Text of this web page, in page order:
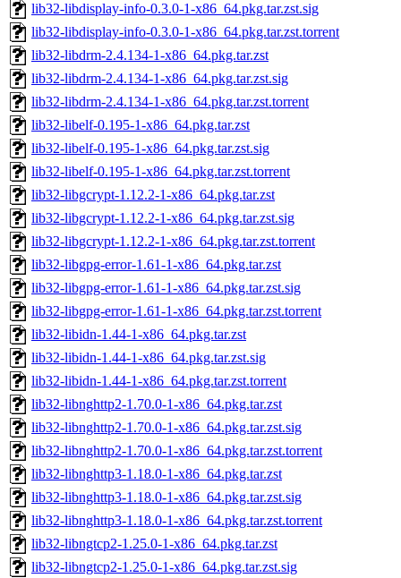
lib32-libdisplay-info-0.3.0-1-x86_64.pkg.tar.zst.sig
lib32-libdisplay-info-0.3.0-1-x86_64.pkg.tar.zst.torrent
lib32-libdrm-2.4.134-1-x86_64.pkg.tar.zst
lib32-libdrm-2.4.134-1-x86_64.pkg.tar.zst.sig
lib32-libdrm-2.4.134-1-x86_64.pkg.tar.zst.torrent
lib32-libelf-0.195-1-x86_64.pkg.tar.zst
lib32-libelf-0.195-1-x86_64.pkg.tar.zst.sig
lib32-libelf-0.195-1-x86_64.pkg.tar.zst.torrent
lib32-libgcrypt-1.12.2-1-x86_64.pkg.tar.zst
lib32-libgcrypt-1.12.2-1-x86_64.pkg.tar.zst.sig
lib32-libgcrypt-1.12.2-1-x86_64.pkg.tar.zst.torrent
lib32-libgpg-error-1.61-1-x86_64.pkg.tar.zst
lib32-libgpg-error-1.61-1-x86_64.pkg.tar.zst.sig
lib32-libgpg-error-1.61-1-x86_64.pkg.tar.zst.torrent
lib32-libidn-1.44-1-x86_64.pkg.tar.zst
lib32-libidn-1.44-1-x86_64.pkg.tar.zst.sig
lib32-libidn-1.44-1-x86_64.pkg.tar.zst.torrent
lib32-libnghttp2-1.70.0-1-x86_64.pkg.tar.zst
lib32-libnghttp2-1.70.0-1-x86_64.pkg.tar.zst.sig
lib32-libnghttp2-1.70.0-1-x86_64.pkg.tar.zst.torrent
lib32-libnghttp3-1.18.0-1-x86_64.pkg.tar.zst
lib32-libnghttp3-1.18.0-1-x86_64.pkg.tar.zst.sig
lib32-libnghttp3-1.18.0-1-x86_64.pkg.tar.zst.torrent
lib32-libngtcp2-1.25.0-1-x86_64.pkg.tar.zst
lib32-libngtcp2-1.25.0-1-x86_64.pkg.tar.zst.sig